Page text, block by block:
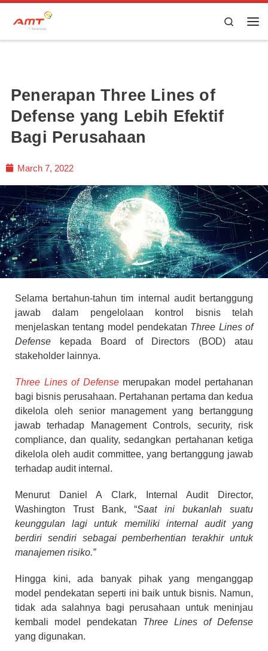
Skip to content Search
Penerapan Three Lines of
Defense yang Lebih Efektif
Bagi Perusahaan
March 7, 2022
Selama bertahun-tahun tim internal audit bertanggung
jawab dalam pengelolaan kontrol bisnis telah
menjelaskan tentang model pendekatan Three Lines of
Defense kepada Board of Directors (BOD) atau
stakeholder lainnya.
Three Lines of Defensemerupakan model pertahanan
bagi bisnis perusahaan. Pertahanan pertama dan kedua
dikelola oleh senior management yang bertanggung
jawab terhadap Management Controls, security, risk
compliance, dan quality, sedangkan pertahanan ketiga
dikelola oleh audit committee, yang bertanggung jawab
terhadap audit internal.
Menurut Daniel A Clark, Internal Audit Director,
Washington Trust Bank, “Saat ini bukanlah suatu
keunggulan lagi untuk memiliki internal audit yang
berdiri sendiri sebagai pemberhentian terakhir untuk
manajemen risiko.”
Hingga kini, ada banyak pihak yang menganggap
model pendekatan seperti ini baik untuk bisnis. Namun,
tidak ada salahnya bagi perusahaan untuk meninjau
kembali model pendekatan Three Lines of Defense
yang digunakan.